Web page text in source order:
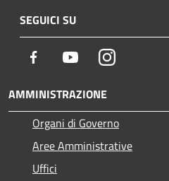
SEGUICI SU
Facebook YoutubeInstagram
AMMINISTRAZIONE
Organi di Governo
Aree Amministrative
Uffici